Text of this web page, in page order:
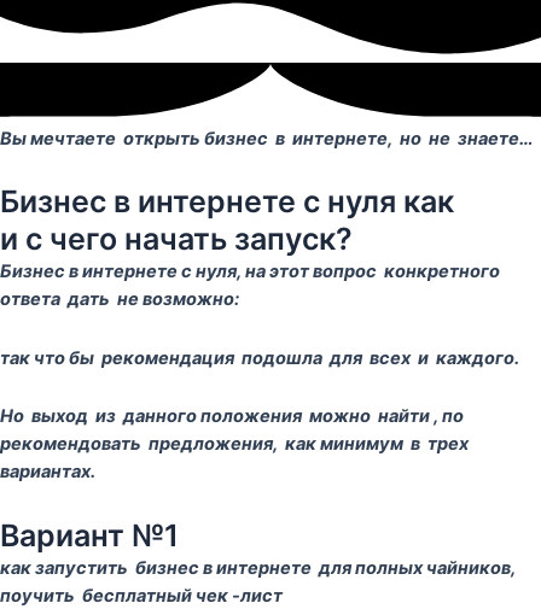
Вы мечтаете открыть бизнес в интернете, но не знаете…
Бизнес в интернете с нуля как
и с чего начать запуск?
Бизнес в интернете с нуля, на этот вопрос конкретного
ответа дать не возможно:
так что бы рекомендация подошла для всех и каждого.
Но выход из данного положения можно найти , по
рекомендовать предложения, как минимум в трех
вариантах.
Вариант №1
как запустить бизнес в интернете для полных чайников,
поучить бесплатный чек -лист